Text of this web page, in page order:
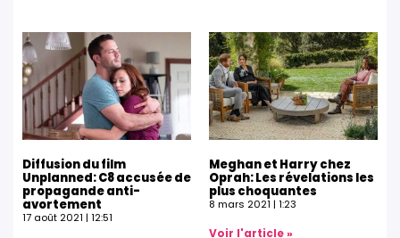
Diffusion du film
Unplanned: C8 accusée de
propagande anti-
avortement
17 août 2021 12:51
Meghan et Harry chez
Oprah: Les révelations les
plus choquantes
8 mars 2021 1:23
Voir l'article »